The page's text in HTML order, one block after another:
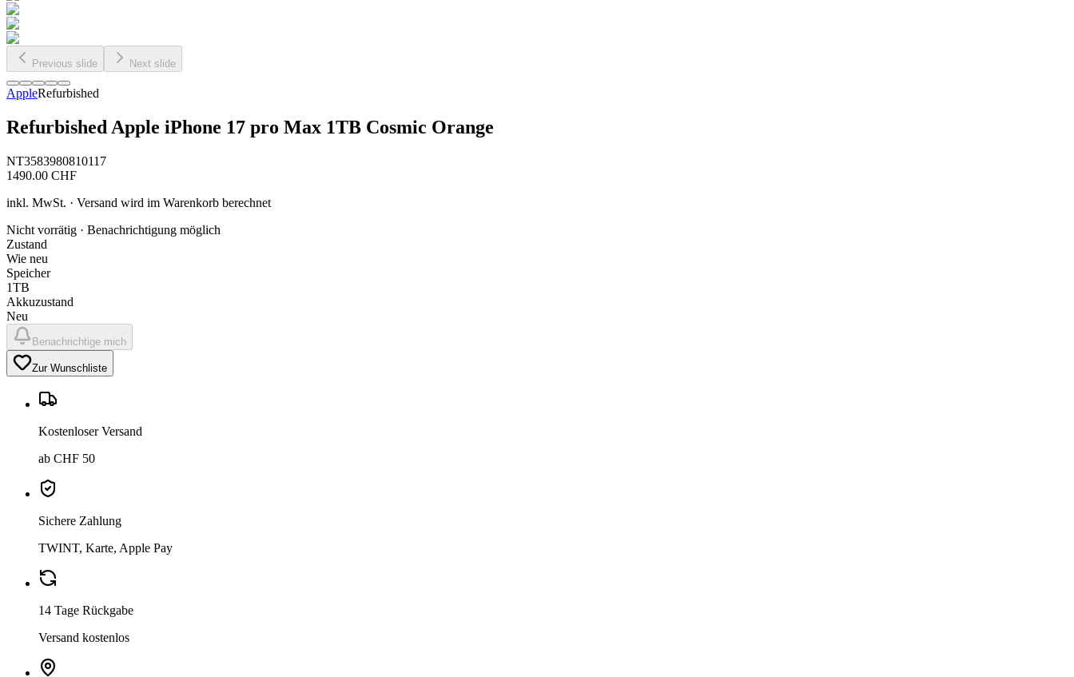
Previous slide Next slide
AppleRefurbished
Refurbished Apple iPhone 17 pro Max 1TB Cosmic Orange
NT3583980810117
1490.00 CHF
inkl. MwSt. · Versand wird im Warenkorb berechnet
Nicht vorrätig · Benachrichtigung möglich
Zustand
Wie neu
Speicher
1TB
Akkuzustand
Neu
Benachrichtige mich
Zur Wunschliste
Kostenloser Versand
ab CHF 50
Sichere Zahlung
TWINT, Karte, Apple Pay
14 Tage Rückgabe
Versand kostenlos